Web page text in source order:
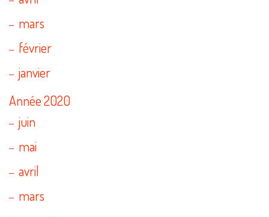
mars
février
janvier
Année 2020
juin
mai
avril
mars